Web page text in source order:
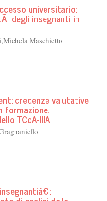
universitario:
degli insegnanti in
Maschietto
credenze valutative
formazione.
TCoA-IIIA